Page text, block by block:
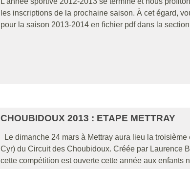
les inscriptions de la prochaine saison. À cet égard,
pour la saison 2013-2014 en fichier pdf dans la
CHOUBIDOUX 2013 : ETAPE METTRAY
Le dimanche 24 mars à Mettray aura lieu la
Cyr) du Circuit des Choubidoux. Créée par Laurence
cette compétition est ouverte cette année aux enfants